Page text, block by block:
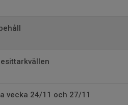
vecka 24/11 och 27/11